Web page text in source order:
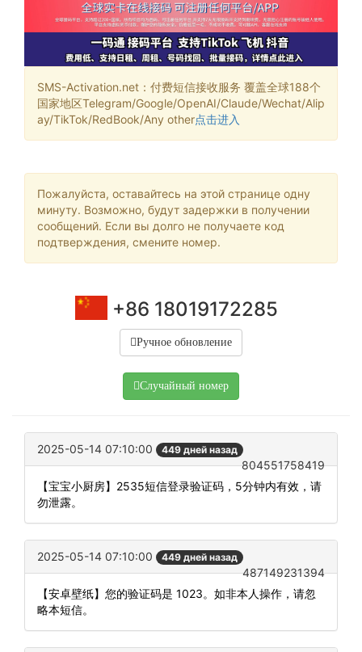
SMS-Activation.net：付费短信接收服务 覆盖全球188个
国家地区Telegram/Google/OpenAI/Claude/Wechat/Alip
ay/TikTok/RedBook/Any other点击进入
Пожалуйста, оставайтесь на этой странице одну
минуту. Возможно, будут задержки в получении
сообщений. Если вы долго не получаете код
подтверждения, смените номер.
+86 18019172285
Ручное обновление
Случайный номер
2025-05-14 07:10:00 449 дней назад
804551758419
【宝宝小厨房】2535短信登录验证码，5分钟内有效，请
勿泄露。
2025-05-14 07:10:00 449 дней назад
487149231394
【安卓壁纸】您的验证码是 1023。如非本人操作，请忽
略本短信。